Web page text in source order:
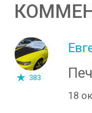
383
18